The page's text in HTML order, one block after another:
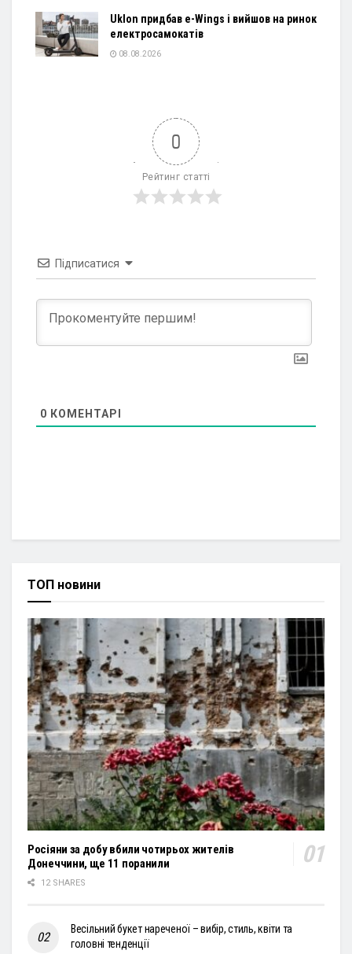
Uklon придбав e-Wings і вийшов на ринок
електросамокатів
08.08.2026
0
Рейтинг статті
Підписатися
0 КОМЕНТАРІ
ТОП новини
Росіяни за добу вбили чотирьох жителів
Донеччини, ще 11 поранили
12 SHARES
Весільний букет нареченої – вибір, стиль, квіти та
головні тенденції